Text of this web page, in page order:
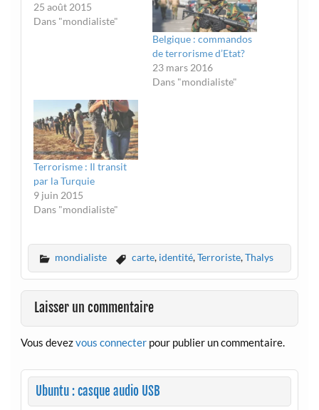
25 août 2015
Dans "mondialiste"
Belgique : commandos
de terrorisme d’Etat?
23 mars 2016
Dans "mondialiste"
Terrorisme : Il transit
par la Turquie
9 juin 2015
Dans "mondialiste"
mondialiste carte, identité,Terroriste,Thalys
Laisser un commentaire
Vous devezvous connecterpour publier un commentaire.
Ubuntu : casque audio USB